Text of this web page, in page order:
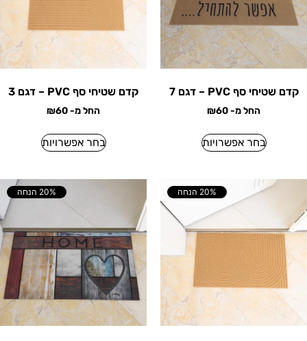
קדם שטיחי סף PVC – דגם 7
החל מ- ₪60
בחר אפשרויות
קדם שטיחי סף PVC – דגם 3
החל מ- ₪60
בחר אפשרויות
20% הנחה 20% הנחה